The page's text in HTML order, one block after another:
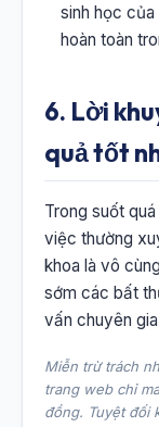
sinh học
hoàn toàn
6. Lời
quả tốt
Trong suốt
việc thường
khoa là vô
sớm các bất
vấn chuyên
Miễn trừ trách
trang web chỉ
đồng. Tuyệt đối